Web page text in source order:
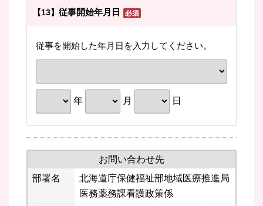
【13】 従事開始年月日
従事を開始した年月日を入力してください。
年 月 日
お問い合わせ先
部署名
北海道庁保健福祉部地域医療推進局
医務薬務課看護政策係